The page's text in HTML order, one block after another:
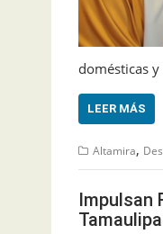
domésticas
LEER MÁS
Altamira,
Impulsan